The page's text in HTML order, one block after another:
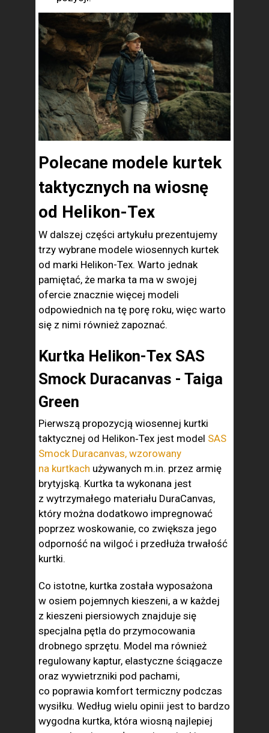
Polecane modele kurtek
taktycznych na wiosnę
od Helikon-Tex
W dalszej części artykułu prezentujemy
trzy wybrane modele wiosennych kurtek
od marki Helikon-Tex. Warto jednak
pamiętać, że marka ta ma w swojej
ofercie znacznie więcej modeli
odpowiednich na tę porę roku, więc warto
się z nimi również zapoznać.
Kurtka Helikon-Tex SAS
Smock Duracanvas - Taiga
Green
Pierwszą propozycją wiosennej kurtki
taktycznej od Helikon‑Tex jest model SAS
Smock Duracanvas, wzorowany
na kurtkach używanych m.in. przez armię
brytyjską. Kurtka ta wykonana jest
z wytrzymałego materiału DuraCanvas,
który można dodatkowo impregnować
poprzez woskowanie, co zwiększa jego
odporność na wilgoć i przedłuża trwałość
kurtki.
Co istotne, kurtka została wyposażona
w osiem pojemnych kieszeni, a w każdej
z kieszeni piersiowych znajduje się
specjalna pętla do przymocowania
drobnego sprzętu. Model ma również
regulowany kaptur, elastyczne ściągacze
oraz wywietrzniki pod pachami,
co poprawia komfort termiczny podczas
wysiłku. Według wielu opinii jest to bardzo
wygodna kurtka, która wiosną najlepiej